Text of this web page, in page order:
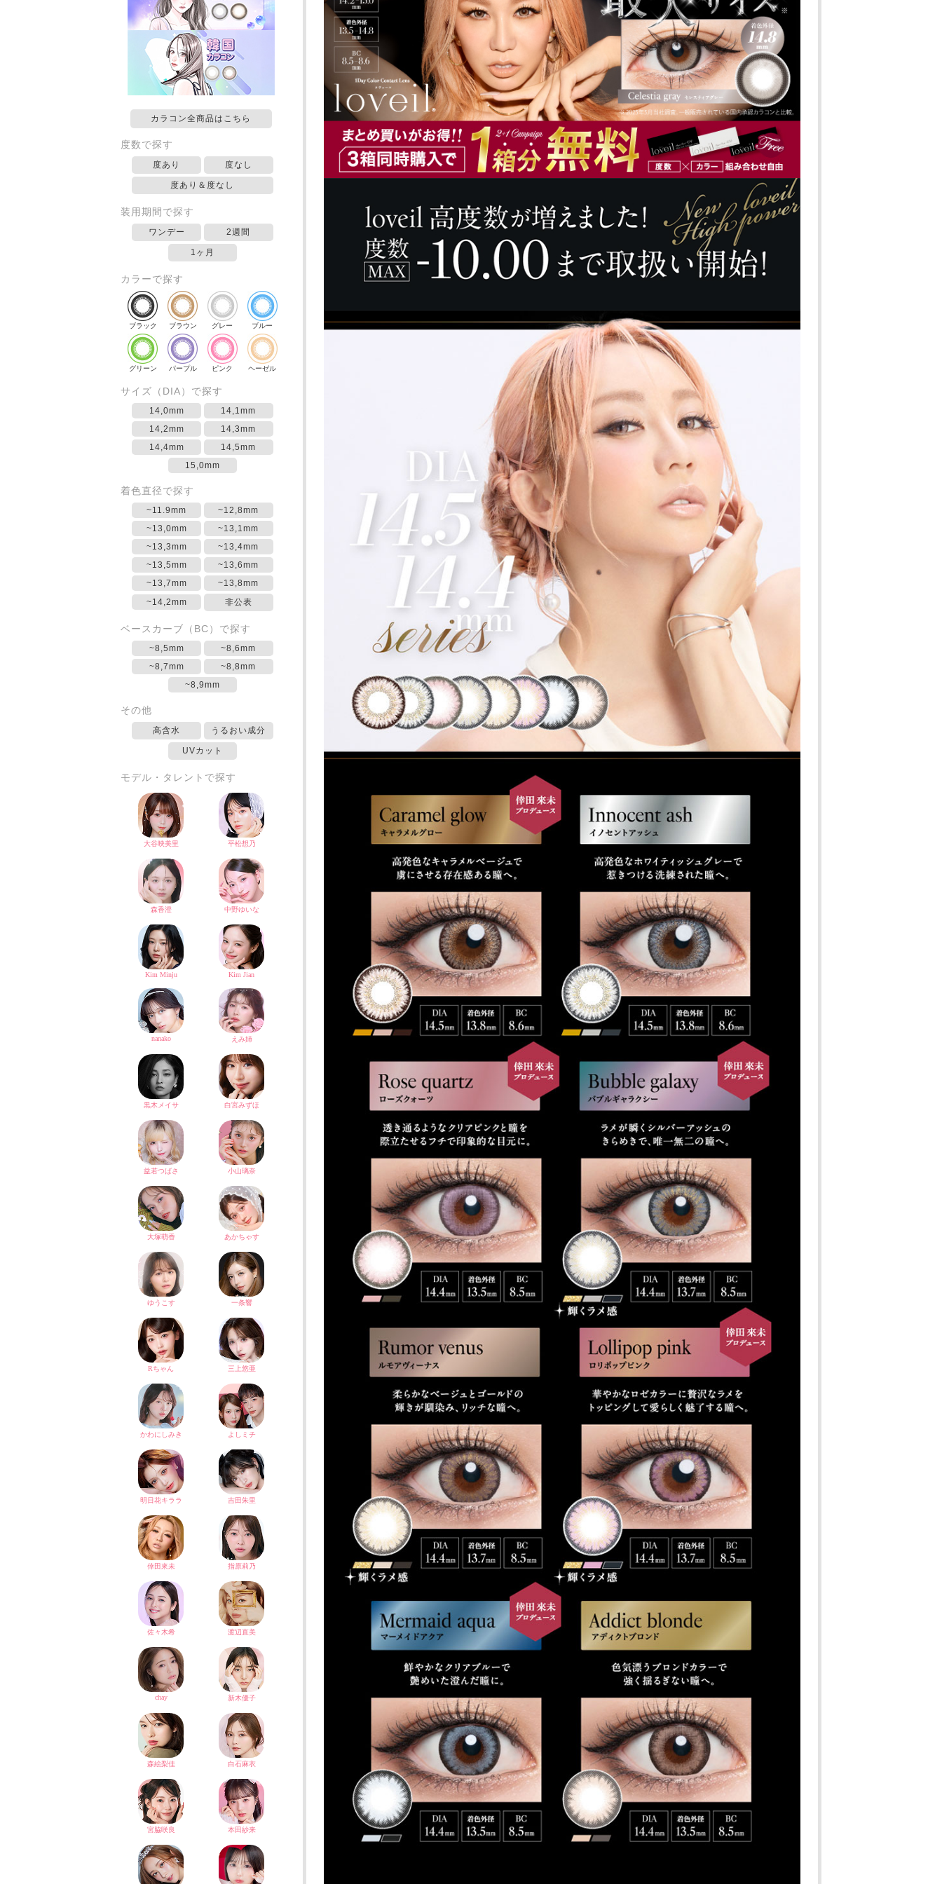
カラコン全商品はこちら
度数で探す
度あり 度なし
度あり＆度なし
装用期間で探す
ワンデー 2週間
1ヶ月
カラーで探す
ブラック ブラウン グレー ブルー
グリーン パープル ピンク ヘーゼル
サイズ（DIA）で探す
14,0mm
14,1mm
14,2mm
14,3mm
14,4mm
14,5mm
15,0mm
着色直径で探す
~11.9mm
~12,8mm
~13,0mm
~13,1mm
~13,3mm
~13,4mm
~13,5mm
~13,6mm
~13,7mm
~13,8mm
~14,2mm
非公表
ベースカーブ（BC）で探す
~8,5mm
~8,6mm
~8,7mm
~8,8mm
~8,9mm
その他
高含水 うるおい成分
UVカット
モデル・タレントで探す